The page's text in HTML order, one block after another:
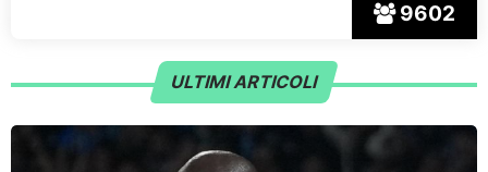
9602
ULTIMI ARTICOLI